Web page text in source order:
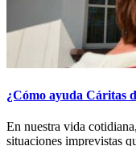
¿Cómo ayuda Cáritas
En nuestra vida
situaciones imprevistas